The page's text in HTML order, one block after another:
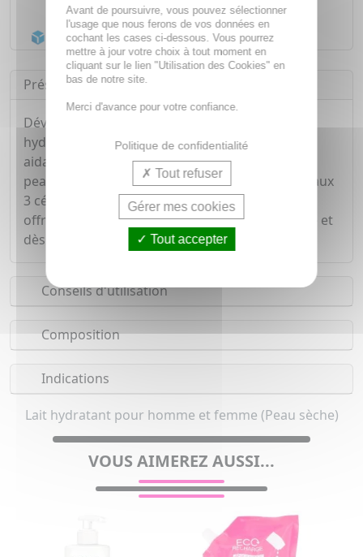
Livraison gratuite dès 55€
Acheminement Chronopost en 24h*
Présentation
Développe avec des dermatologues, le lait
hydratant CeraVe hydrate efficacement tout en
aidant à restaurer la barrière protectrice de la
peau. Sa texture légère et non grasse, enrichie aux
3 céramides essentiels et à l'acide hyaluronique,
offre une hydratation tout au long de la journée et
dès la première application.
Conseils d'utilisation
Composition
Indications
Lait hydratant pour homme et femme (Peau sèche)
VOUS AIMEREZ AUSSI...
Avant de poursuivre, vous pouvez sélectionner
l'usage que nous ferons de vos données en
cochant les cases ci-dessous. Vous pourrez
mettre à jour votre choix à tout moment en
cliquant sur le lien "Utilisation des Cookies" en
bas de notre site.
Merci d'avance pour votre confiance.
Politique de confidentialité
Tout refuser
Gérer mes cookies
Tout accepter